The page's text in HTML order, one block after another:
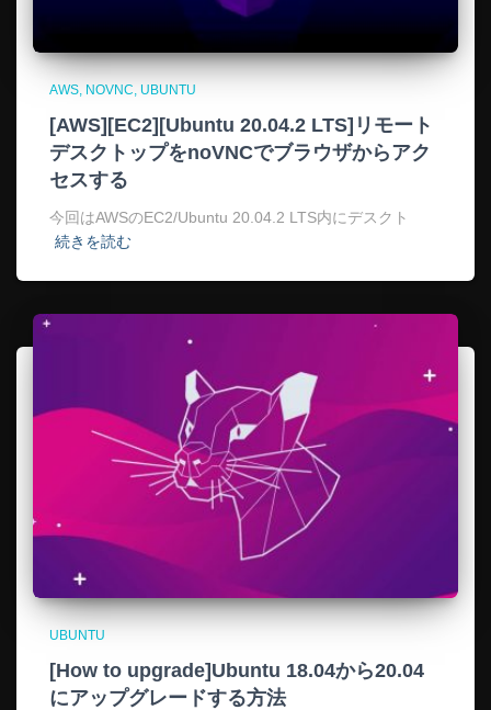
AWS NOVNC UBUNTU
[AWS][EC2][Ubuntu 20.04.2 LTS]リモート
デスクトップをnoVNCでブラウザからアク
セスする
今回はAWSのEC2/Ubuntu 20.04.2 LTS内にデスクト
続きを読む
UBUNTU
[How to upgrade]Ubuntu 18.04から20.04
にアップグレードする方法